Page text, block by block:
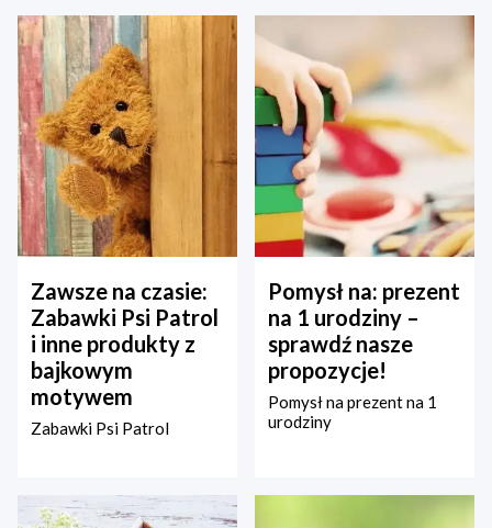
Zawsze na czasie:
Zabawki Psi Patrol
i inne produkty z
bajkowym
motywem
Zabawki Psi Patrol
Pomysł na: prezent
na 1 urodziny –
sprawdź nasze
propozycje!
Pomysł na prezent na 1
urodziny